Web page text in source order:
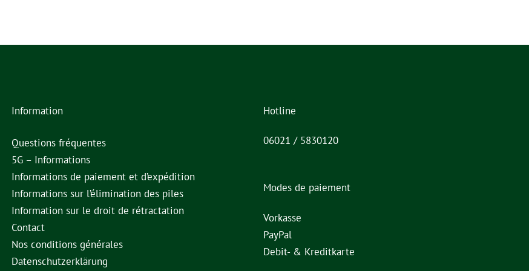
Information
Questions fréquentes
5G – Informations
Informations de paiement et d’expédition
Informations sur l’élimination des piles
Information sur le droit de rétractation
Contact
Nos conditions générales
Datenschutzerklärung
Hotline
06021 / 5830120
Modes de paiement
Vorkasse
PayPal
Debit- & Kreditkarte